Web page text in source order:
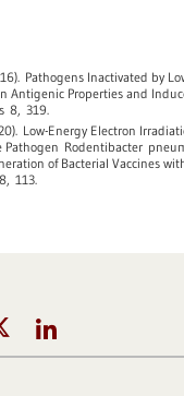
Pathogens Inactivated by
Antigenic Properties and
8, 319.
Low-Energy Electron
Pathogen Rodentibacter
of Bacterial Vaccines
113.